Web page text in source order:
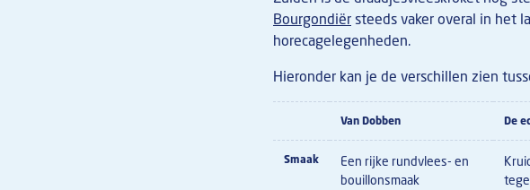
Bourgondiërsteeds vaker overal in het
horecagelegenheden.
Hieronder kan je de verschillen zien
Van Dobben De
Smaak
Een rijke rundvlees- en
bouillonsmaak